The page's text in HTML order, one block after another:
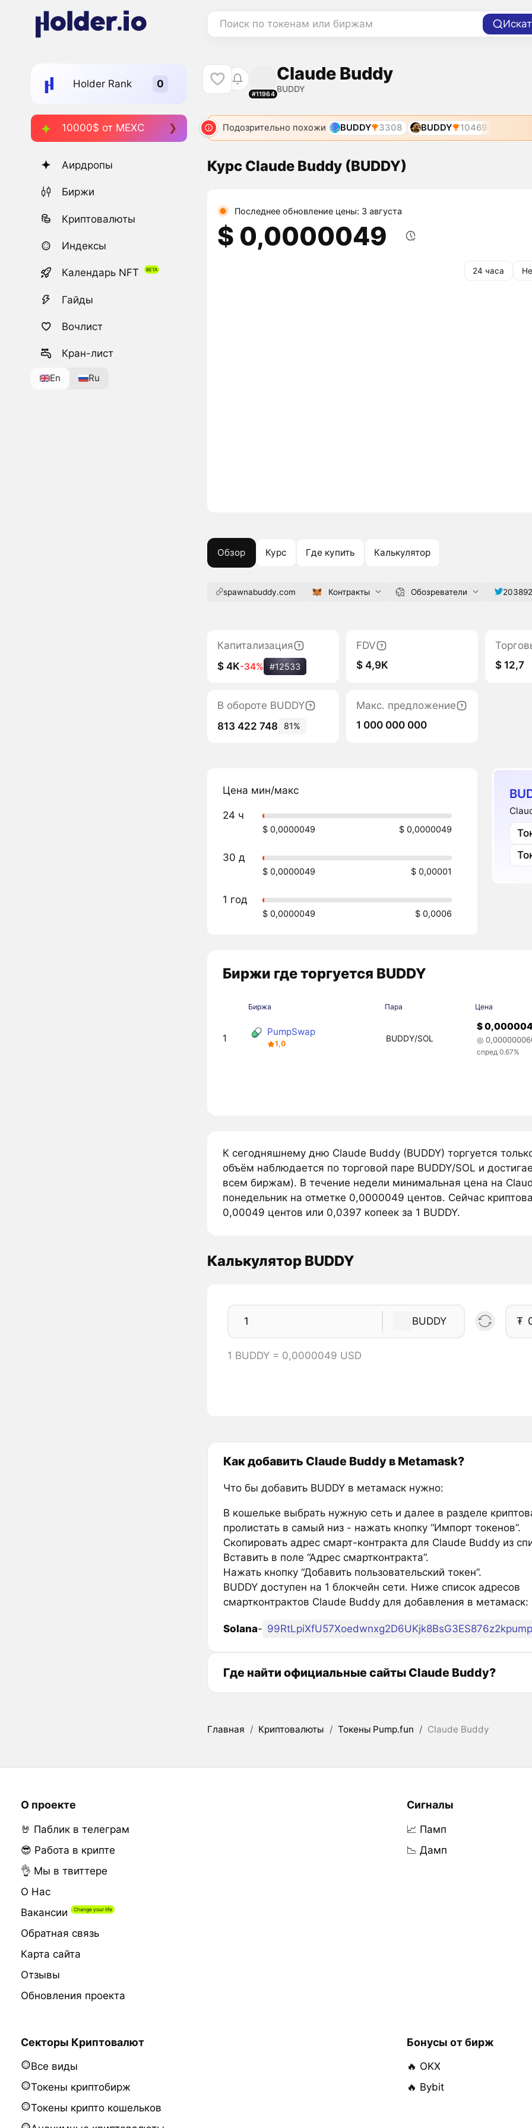
Поиск по токенам или биржам
Holder Rank
10000$ от MEXC
Аирдропы
Биржи
Криптовалюты
Индексы
Календарь NFT
Гайды
Вочлист
Кран-лист
En Ru
#11964
Claude Buddy
BUDDY
Подозрительно похожи BUDDY 3308 BUDDY 10469
Курс Claude Buddy (BUDDY)
Последнее обновление цены: 3 августа
$ 0,0000049
24 часа
Обзор Курс Где купить Калькулятор
spawnabuddy.com Контракты Обозреватели
Капитализация
$ 4K-34% #12533
FDV
$ 4,9K
$ 12,7
В обороте BUDDY
813 422 748
81%
Макс. предложение
1 000 000 000
Цена мин/макс
24 ч
$ 0,0000049 $ 0,0000049
30 д
$ 0,0000049 $ 0,00001
1 год
$ 0,0000049 $ 0,0006
Биржи где торгуется BUDDY
Биржа Пара Цена
1
PumpSwap
1,0
BUDDY/SOL
$
◎
спред 0.67%
К сегодняшнему дню Claude Buddy (BUDDY) торгуется
объём наблюдается по торговой паре BUDDY/SOL и
всем биржам). В течение недели минимальная цена на
понедельник на отметке 0,0000049 центов. Сейчас
0,00049 центов или 0,0397 копеек за 1 BUDDY.
Калькулятор BUDDY
BUDDY ₮
1 BUDDY = 0,0000049 USD
Как добавить Claude Buddy в Metamask?
Что бы добавить BUDDY в метамаск нужно:
В кошельке выбрать нужную сеть и далее в разделе
пролистать в самый низ - нажать кнопку “Импорт токенов”.
Скопировать адрес смарт-контракта для Claude Buddy из
Вставить в поле “Адрес смартконтракта”.
Нажать кнопку “Добавить пользовательский токен”.
BUDDY доступен на 1 блокчейн сети. Ниже список адресов
смартконтрактов Claude Buddy для добавления в метамаск:
Solana- 99RtLpiXfU57Xoedwnxg2D6UKjk8BsG3ES876z2kpump
Где найти официальные сайты Claude Buddy?
Главная / Криптовалюты / Токены Pump.fun / Claude Buddy
О проекте
🤘 Паблик в телеграм
😎 Работа в крипте
👌 Мы в твиттере
О Нас
Вакансии
Обратная связь
Карта сайта
Отзывы
Обновления проекта
Сигналы
📈 Памп
📉 Дамп
Секторы Криптовалют
Все виды
Токены криптобирж
Токены крипто кошельков
Бонусы от бирж
🔥 OKX
🔥 Bybit